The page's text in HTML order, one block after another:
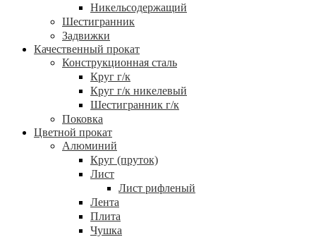
Никельсодержащий
Шестигранник
Задвижки
Качественный прокат
Конструкционная сталь
Круг г/к
Круг г/к никелевый
Шестигранник г/к
Поковка
Цветной прокат
Алюминий
Круг (пруток)
Лист
Лист рифленый
Лента
Плита
Чушка